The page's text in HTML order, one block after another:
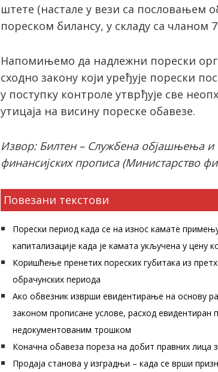
штете (настале у вези са пословањем
пореском билансу, у складу са чланом
Напомињемо да надлежни порески
сходно закону који уређује порески
у поступку контроле утврђује све
утицаја на висину пореске обавезе.
Извор: Билтен – Службена објашњења
финансијских прописа (Министарство
Повезани текстови
Порески период када се на износ камате
капитализације када је камата укључена у цену
Коришћење пренетих пореских губитака из
обрачунских периода
Ако обвезник изврши евидентирање на основу
законом прописане услове, расход евидентиран
недокументованим трошком
Коначна обавеза пореза на добит правних лица
Продаја станова у изградњи – када се врши